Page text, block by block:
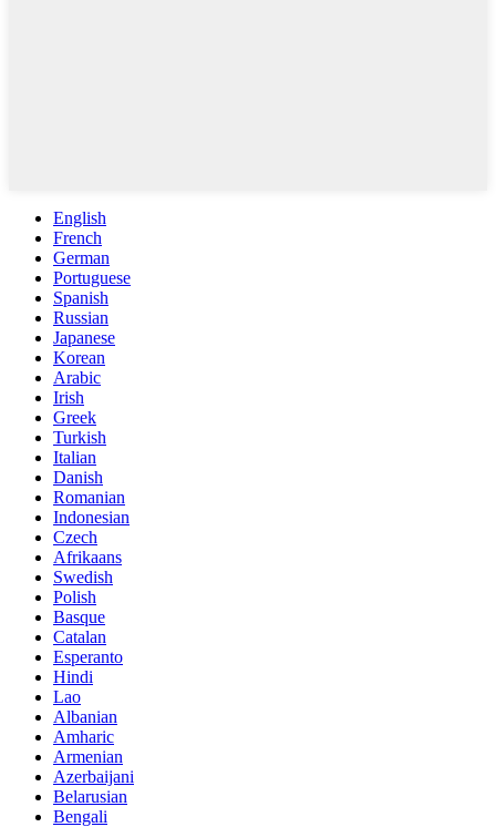
English
French
German
Portuguese
Spanish
Russian
Japanese
Korean
Arabic
Irish
Greek
Turkish
Italian
Danish
Romanian
Indonesian
Czech
Afrikaans
Swedish
Polish
Basque
Catalan
Esperanto
Hindi
Lao
Albanian
Amharic
Armenian
Azerbaijani
Belarusian
Bengali